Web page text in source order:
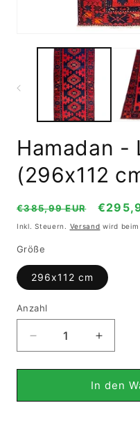
Hamadan -
(296x112
Normaler
Preis
€385,99 EUR
Inkl. Steuern. Versand wird
Größe
296x112 cm
Anzahl
Verringere
die
Menge
Hamadan
Erhöhe
die
Menge
für
In den